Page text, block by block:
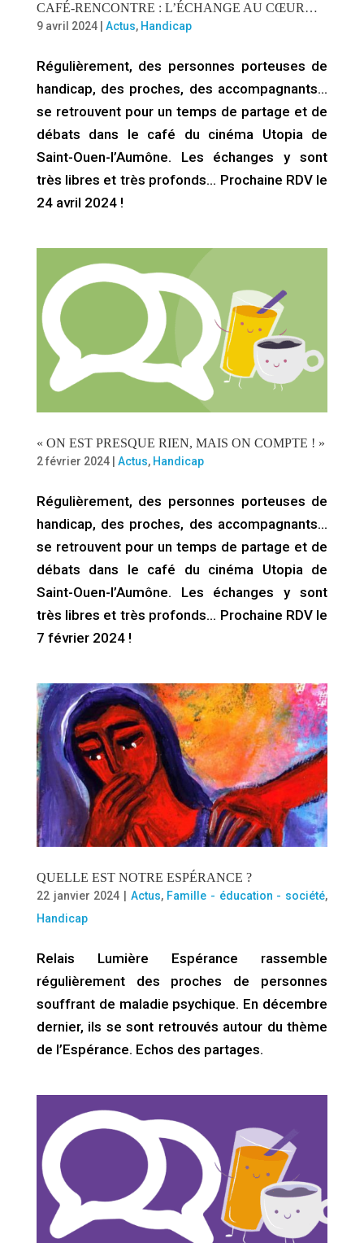
CAFÉ-RENCONTRE : L’ÉCHANGE AU CŒUR…
9 avril 2024| Actus, Handicap
Régulièrement, des personnes porteuses de
handicap, des proches, des accompagnants…
se retrouvent pour un temps de partage et de
débats dans le café du cinéma Utopia de
Saint-Ouen-l’Aumône. Les échanges y sont
très libres et très profonds… Prochaine RDV le
24 avril 2024 !
« ON EST PRESQUE RIEN, MAIS ON COMPTE ! »
2 février 2024| Actus, Handicap
Régulièrement, des personnes porteuses de
handicap, des proches, des accompagnants…
se retrouvent pour un temps de partage et de
débats dans le café du cinéma Utopia de
Saint-Ouen-l’Aumône. Les échanges y sont
très libres et très profonds… Prochaine RDV le
7 février 2024 !
QUELLE EST NOTRE ESPÉRANCE ?
22 janvier 2024 Actus, Famille - éducation - société,
Handicap
Relais Lumière Espérance rassemble
régulièrement des proches de personnes
souffrant de maladie psychique. En décembre
dernier, ils se sont retrouvés autour du thème
de l’Espérance. Echos des partages.